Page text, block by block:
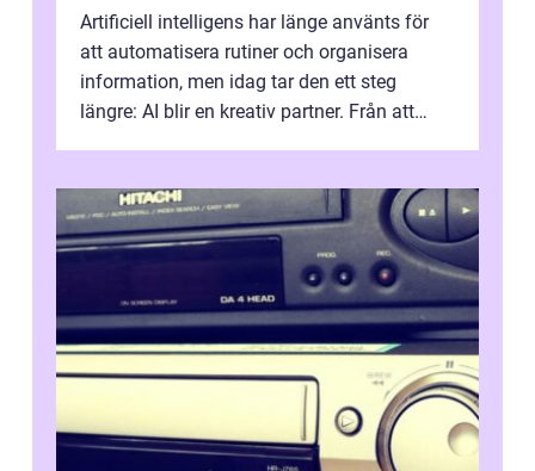
Artificiell intelligens har länge använts för
att automatisera rutiner och organisera
information, men idag tar den ett steg
längre: AI blir en kreativ partner. Från att